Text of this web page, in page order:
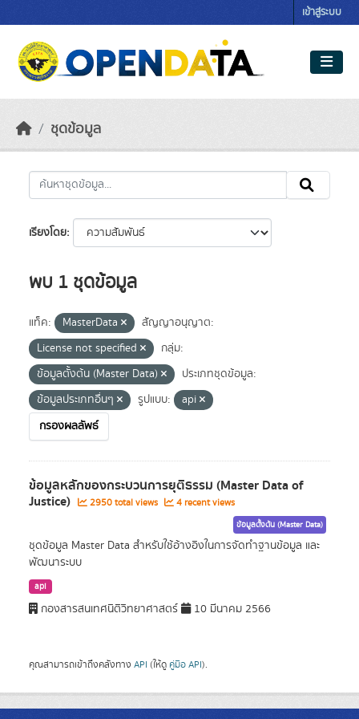
เข้าสู่ระบบ
ชุดข้อมูล
เรียงโดย
พบ 1 ชุดข้อมูล
แท็ค: MasterData
สัญญาอนุญาต:
License not specified
กลุ่ม:
ข้อมูลตั้งต้น (Master Data)
ประเภทชุดข้อมูล:
ข้อมูลประเภทอื่นๆ
รูปแบบ:
api
กรองผลลัพธ์
ข้อมูลหลักของกระบวนการยุติธรรม (Master Data of
Justice) 2950 total views 4 recent views
ข้อมูลตั้งต้น (Master Data)
ชุดข้อมูล Master Data สำหรับใช้อ้างอิงในการจัดทำฐานข้อมูล และ
พัฒนาระบบ
api
กองสารสนเทศนิติวิทยาศาสตร์ 10 มีนาคม 2566
คุณสามารถเข้าถึงคลังทาง API (ให้ดู คู่มือ API).